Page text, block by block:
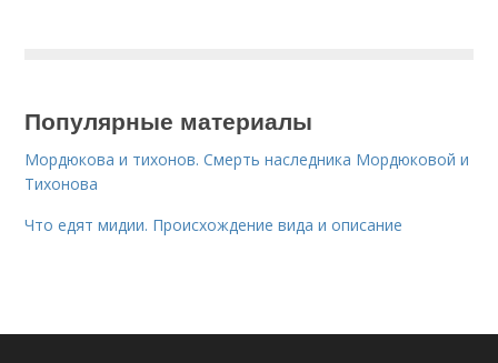
Популярные материалы
Мордюкова и тихонов. Смерть наследника Мордюковой и
Тихонова
Что едят мидии. Происхождение вида и описание